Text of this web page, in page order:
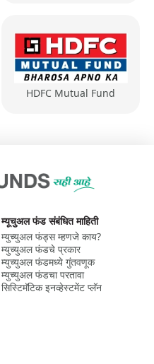
HDFC Mutual Fund
म्यूचुअल फंड संबंधित माहिती
म्युच्युअल फंड्स म्हणजे काय?
म्युच्युअल फंडचे प्रकार
म्युच्युअल फंडमध्ये गुंतवणूक
म्युच्युअल फंडचा परतावा
सिस्टिमॅटिक इनव्हेस्टमेंट प्लॅन